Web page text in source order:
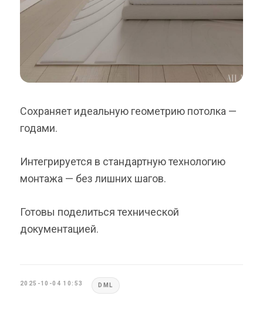
Сохраняет идеальную геометрию потолка —
годами.
Интегрируется в стандартную технологию
монтажа — без лишних шагов.
Готовы поделиться технической
документацией.
2025-10-04 10:53 DML